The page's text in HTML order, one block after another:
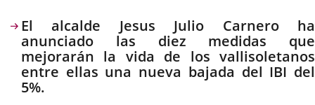
El alcalde Jesus Julio Carnero ha
anunciado las diez medidas que
mejorarán la vida de los vallisoletanos
entre ellas una nueva bajada del IBI del
5%.